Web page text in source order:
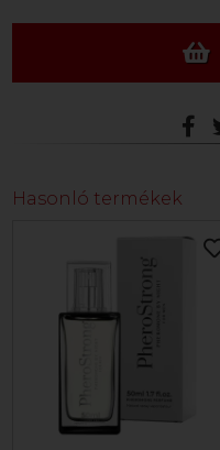
Hasonló termékek